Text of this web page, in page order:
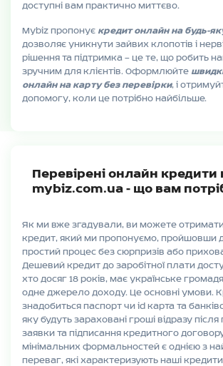
доступні вам практично миттєво.
Mybiz пропонує кредит онлайн на будь-
дозволяє уникнути зайвих клопотів і
рішення та підтримка — це те, що робить
зручним для клієнтів. Оформлюйте
онлайн на карту без перевірки, і
допомогу, коли це потрібно найбільше.
Перевірені онлайн кредити
mybiz.com.ua - що вам
Як ми вже згадували, ви можете
кредит, який ми пропонуємо, пройшовши
простий процес без сюрпризів або
Дешевий кредит до заробітної плати
хто досяг 18 років, має українське
одне джерело доходу. Це основні умови.
знадобиться паспорт чи id карта та
яку будуть зараховані гроші відразу після
заявки та підписання кредитного
мінімальних формальностей є однією з
переваг, які характеризують наші